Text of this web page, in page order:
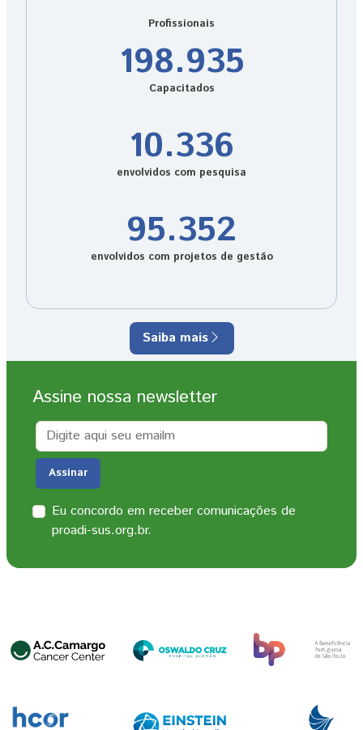
Profissionais
198.935
Capacitados
10.336
envolvidos com pesquisa
95.352
envolvidos com projetos de gestão
Saiba mais
Assine nossa newsletter
Email
Assinar
Eu concordo em receber comunicações de
proadi-sus.org.br.